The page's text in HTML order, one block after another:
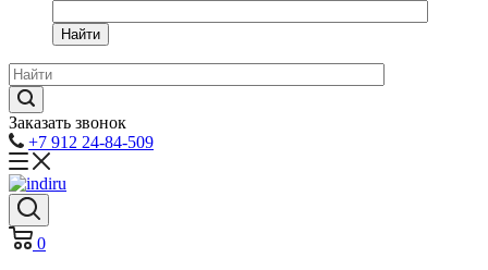
Найти
Заказать звонок
+7 912 24-84-509
0